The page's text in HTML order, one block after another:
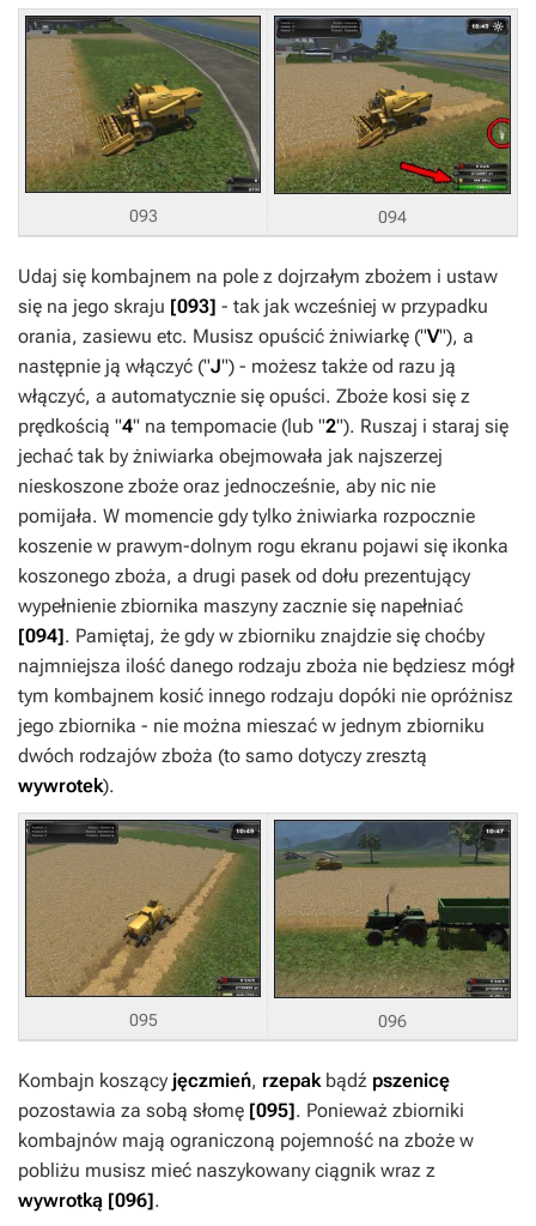
093 094
Udaj się kombajnem na pole z dojrzałym zbożem i ustaw
się na jego skraju [093] - tak jak wcześniej w przypadku
orania, zasiewu etc. Musisz opuścić żniwiarkę ("V"), a
następnie ją włączyć ("J") - możesz także od razu ją
włączyć, a automatycznie się opuści. Zboże kosi się z
prędkością "4" na tempomacie (lub "2"). Ruszaj i staraj się
jechać tak by żniwiarka obejmowała jak najszerzej
nieskoszone zboże oraz jednocześnie, aby nic nie
pomijała. W momencie gdy tylko żniwiarka rozpocznie
koszenie w prawym-dolnym rogu ekranu pojawi się ikonka
koszonego zboża, a drugi pasek od dołu prezentujący
wypełnienie zbiornika maszyny zacznie się napełniać
[094]. Pamiętaj, że gdy w zbiorniku znajdzie się choćby
najmniejsza ilość danego rodzaju zboża nie będziesz mógł
tym kombajnem kosić innego rodzaju dopóki nie opróżnisz
jego zbiornika - nie można mieszać w jednym zbiorniku
dwóch rodzajów zboża (to samo dotyczy zresztą
wywrotek).
095 096
Kombajn koszący jęczmień, rzepakbądź pszenicę
pozostawia za sobą słomę [095]. Ponieważ zbiorniki
kombajnów mają ograniczoną pojemność na zboże w
pobliżu musisz mieć naszykowany ciągnik wraz z
wywrotką [096].